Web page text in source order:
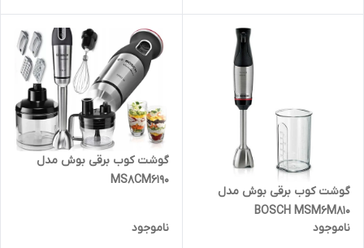
گوشت کوب برقی بوش مدل
BOSCH MSM6M810
ناموجود
گوشت کوب برقی بوش مدل
MS8CM6190
ناموجود